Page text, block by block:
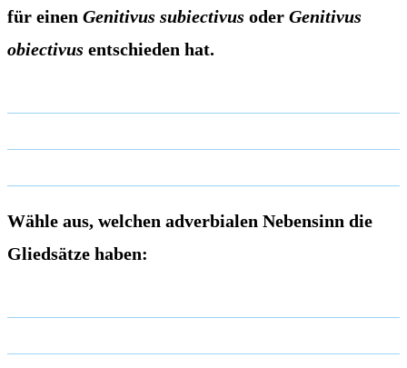
für einen Genitivus subiectivus oder Genitivus
obiectivus entschieden hat.
Wähle aus, welchen adverbialen Nebensinn die
Gliedsätze haben: